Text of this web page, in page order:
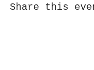
Share this